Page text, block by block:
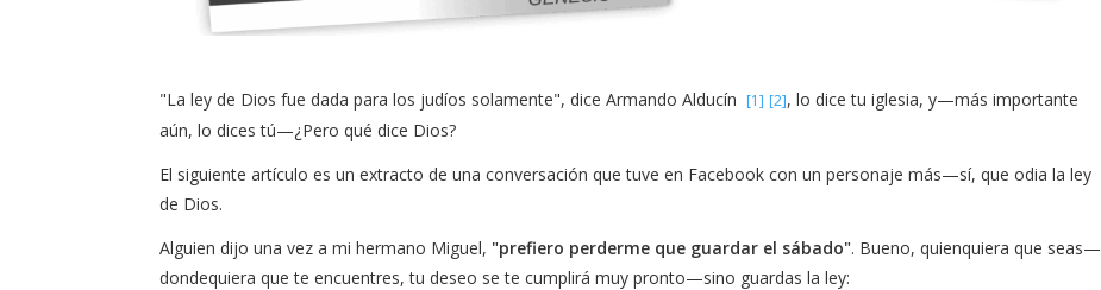
"La ley de Dios fue dada para los judíos solamente", dice Armando Alducín [1] [2], lo dice tu iglesia, y—más importante
aún, lo dices tú—¿Pero qué dice Dios?
El siguiente artículo es un extracto de una conversación que tuve en Facebook con un personaje más—sí, que odia la ley
de Dios.
Alguien dijo una vez a mi hermano Miguel, "prefiero perderme que guardar el sábado". Bueno, quienquiera que seas—
dondequiera que te encuentres, tu deseo se te cumplirá muy pronto—sino guardas la ley: